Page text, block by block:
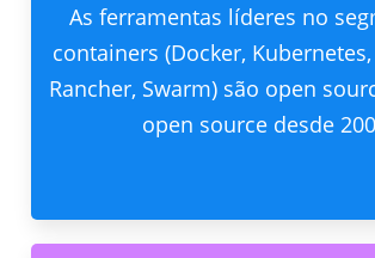
As ferramentas líderes no
containers (Docker,
Rancher, Swarm) são open
open source desde